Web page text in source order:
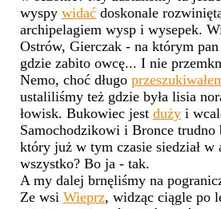
wyspy widać doskonale
archipelagiem wysp i wysepek.
Ostrów, Gierczak - na którym
gdzie zabito owcę... I nie
Nemo, choć długo
ustaliliśmy też gdzie była lisia
łowisk. Bukowiec jest duży i
Samochodzikowi i Bronce trudno
który już w tym czasie siedział w
wszystko? Bo ja - tak.
A my dalej brnęliśmy na
Ze wsi Wieprz, widząc ciągle po